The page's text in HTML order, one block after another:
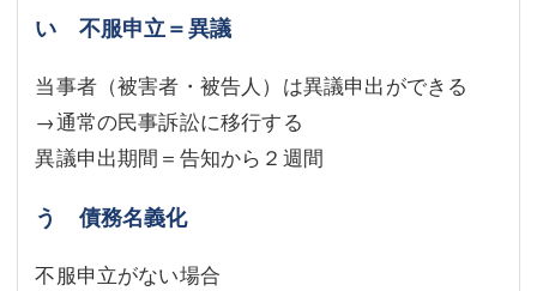
い 不服申立＝異議
当事者（被害者・被告人）は異議申出ができる
→通常の民事訴訟に移行する
異議申出期間＝告知から２週間
う 債務名義化
不服申立がない場合